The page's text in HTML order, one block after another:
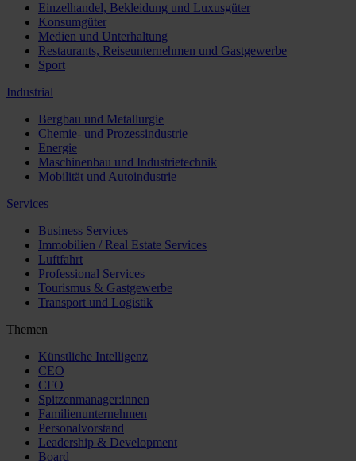
Einzelhandel, Bekleidung und Luxusgüter
Konsumgüter
Medien und Unterhaltung
Restaurants, Reiseunternehmen und Gastgewerbe
Sport
Industrial
Bergbau und Metallurgie
Chemie- und Prozessindustrie
Energie
Maschinenbau und Industrietechnik
Mobilität und Autoindustrie
Services
Business Services
Immobilien / Real Estate Services
Luftfahrt
Professional Services
Tourismus & Gastgewerbe
Transport und Logistik
Themen
Künstliche Intelligenz
CEO
CFO
Spitzenmanager:innen
Familienunternehmen
Personalvorstand
Leadership & Development
Board